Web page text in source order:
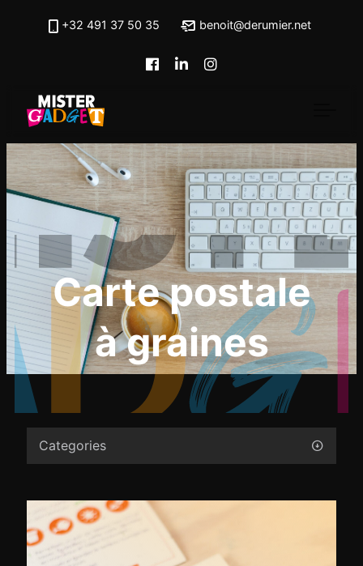
Skip to main content
+32 491 37 50 35 benoit@derumier.net
Carte postale
à graines
Categories